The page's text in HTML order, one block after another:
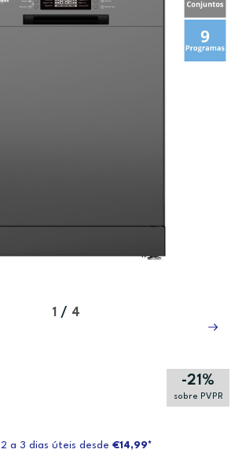
1 / 4
-21%
sobre PVPR
a 3 dias úteis desde €14,99*